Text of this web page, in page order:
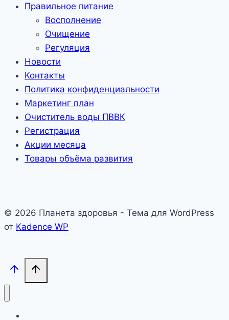
Правильное питание
Восполнение
Очищение
Регуляция
Новости
Контакты
Политика конфиденциальности
Маркетинг план
Очиститель воды ПВВК
Регистрация
Акции месяца
Товары объёма развития
© 2026 Планета здоровья - Тема для WordPress
от Kadence WP